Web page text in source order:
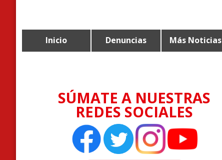
Inicio Denuncias Más Noticias
SÚMATE A NUESTRAS
REDES SOCIALES